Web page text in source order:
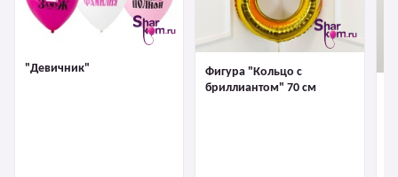
"Девичник"
Фигура "Кольцо с
бриллиантом" 70 см